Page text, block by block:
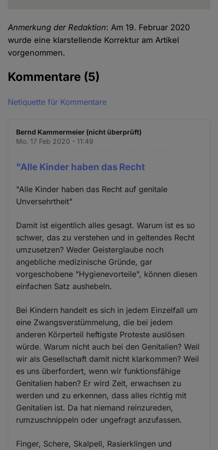
Anmerkung der Redaktion: Am 19. Februar 2020
wurde eine klarstellende Korrektur am Artikel
vorgenommen.
Kommentare (5)
Netiquette für Kommentare
Bernd Kammermeier (nicht überprüft)
Mo. 17 Feb 2020 - 11:49
"Alle Kinder haben das Recht
"Alle Kinder haben das Recht auf genitale
Unversehrtheit"
Damit ist eigentlich alles gesagt. Warum ist es so
schwer, das zu verstehen und in geltendes Recht
umzusetzen? Weder Geisterglaube noch
angebliche medizinische Gründe, gar
vorgeschobene "Hygienevorteile", können diesen
einfachen Satz aushebeln.
Bei Kindern handelt es sich in jedem Einzelfall um
eine Zwangsverstümmelung, die bei jedem
anderen Körperteil heftigste Proteste auslösen
würde. Warum nicht auch bei den Genitalien? Weil
wir als Gesellschaft damit nicht klarkommen? Weil
es uns überfordert, wenn wir funktionsfähige
Genitalien haben? Er wird Zeit, erwachsen zu
werden und zu erkennen, dass alles richtig mit
Genitalien ist. Da hat niemand reinzureden,
rumzuschnippeln oder ungefragt anzufassen.
Finger, Schere, Skalpell, Rasierklingen und